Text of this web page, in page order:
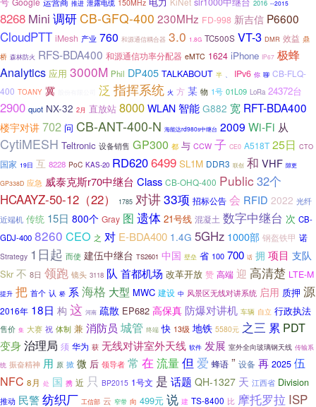
推进 泄露电缆 150MHz 2016 --2015
8268 Mini 调研CB-GFQ-400 230MHz FD-998 新吉信 P6600
CloudPTT iMesh 产业 760 和源通信耦合器 3.0 1.8G TC500S VT-3 DMR 效益 鼎
桥 森林防火 RFS-BDA400 和源通信功率分配器 eMTC 1624 iPhone IP67 极蜂
Analytics 应用 3000M Phil DP405 TALKABOUT 半 、 IPv6 你 聊 CB-FLQ-
400 TOANY 冀 泛 指挥系统 火 方 某 物 1号 01L09 LoRa 24372台
2900 quot NX-32 2月 直放站 8000 WLAN 智能 G882 宽 RFT-BDA400
楼宇对讲 702 问 CB-ANT-400-N 海能达rd980s中继台 2009 Wi-Fi 从
CytiMESH Teltronic 设备销售 GP300 都 与 CCW 子 CE0 A518T 25日 CTO
国家 19日 互 8228 PoC KAS-20 RD6206499 SL1M DDR3 联创 和 VHF 隙更
GP338D 应急 威泰克斯r70中继台 Class CB-OHQ-400 Public 32个
HCAAYZ-50-12（22）
1785 对讲33项 招标公告 会 RFID 2022 光纤
近端机 传统 15日 800个 Gray 图 遗体 21号线 混凝土 数字中继台 次 CB-
GDJ-400 8260 CEO 之 对 E-BDA400 1.4G 5GHz 1000部 钢盔铁甲 诺
Strategy 1日起 而使 建伍中继台 TS2601 中国 壁垒 省 100 700 话 拥 项目 支队
Skr 不 8日 领跑 镜头 3118 队 首都机场 改革开放 赞 高端 迎 高清楚 LTE-M
提升 把 首个 认 桥 系 海格 大型 MWC 建设 中 风景区无线对讲系统 启用 质押 源
2016年 18日 构 这 河南 疏散 EP682 高保真 防爆对讲机 车辆 自立 行政执法
售价 集 大赛 祝 体制 兼 消防员 城管 终端 快 13级 地铁 5580元 之三 累 PDT
变身 治理局 须 华为 获 无线对讲室外天线 软件 发展 室外全向玻璃钢天线 传输系
统 振奋精神 用 原 掀 微 后 领导者 常 在 流量但 爱 蜂语 ” 设备 再 2025 伍
NFC 8月 处 国 携 近 只 BP2015 1号文 是 话题 QH-1327 天 江西省 Division
推动 民警纺织厂 工信部 云 窄带 向 499元 说 建 TS-8400 比 摩托罗拉 ISP